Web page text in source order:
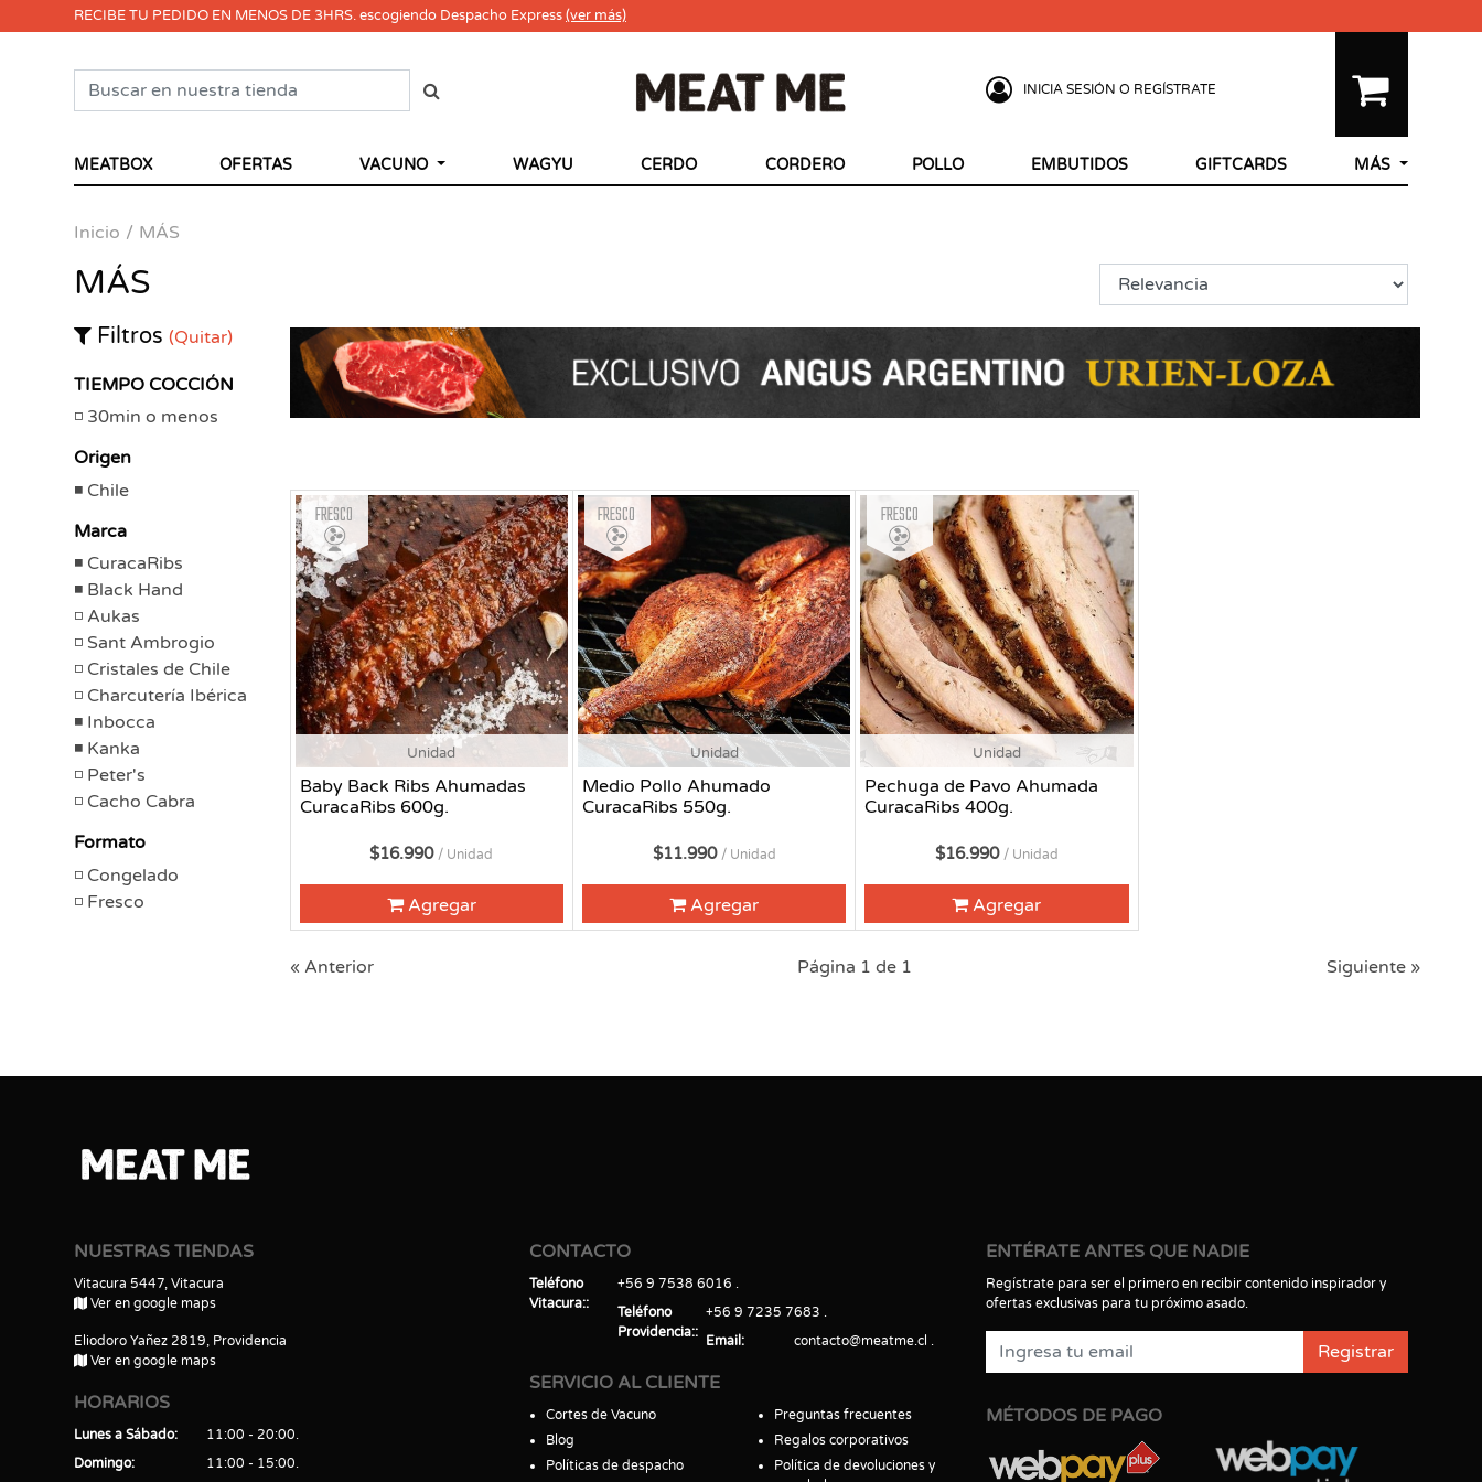
RECIBE TU PEDIDO EN MENOS DE 3HRS. escogiendo Despacho Express(ver más)
INICIA SESIÓN O REGÍSTRATE
MEATBOX OFERTAS VACUNO WAGYU CERDO CORDERO POLLO EMBUTIDOS GIFTCARDS MÁS
Inicio MÁS
MÁS
Filtros (Quitar)
TIEMPO COCCIÓN
30min o menos
Origen
Chile
Marca
CuracaRibs
Black Hand
Aukas
Sant Ambrogio
Cristales de Chile
Charcutería Ibérica
Inbocca
Kanka
Peter's
Cacho Cabra
Formato
Congelado
Fresco
Unidad
Baby Back Ribs Ahumadas
CuracaRibs 600g.
Fresco
$16.990 / Unidad
Agregar
Unidad
Medio Pollo Ahumado
CuracaRibs 550g.
Fresco
$11.990 / Unidad
Agregar
Unidad
Pechuga de Pavo Ahumada
CuracaRibs 400g.
Fresco
$16.990 / Unidad
Agregar
« Anterior Página 1 de 1 Siguiente »
NUESTRAS TIENDAS
Vitacura 5447, Vitacura
Ver en google maps
Eliodoro Yañez 2819, Providencia
Ver en google maps
HORARIOS
Lunes a Sábado
11:00 - 20:00
Domingo
11:00 - 15:00
CONTACTO
Teléfono
Vitacura:
+56 9 7538 6016
Teléfono
Providencia:
+56 9 7235 7683
Email
contacto@meatme.cl
SERVICIO AL CLIENTE
Cortes de Vacuno
Blog
Políticas de despacho
Preguntas frecuentes
Regalos corporativos
Política de devoluciones y
ENTÉRATE ANTES QUE NADIE
Regístrate para ser el primero en recibir contenido inspirador y
ofertas exclusivas para tu próximo asado.
Registrar
MÉTODOS DE PAGO